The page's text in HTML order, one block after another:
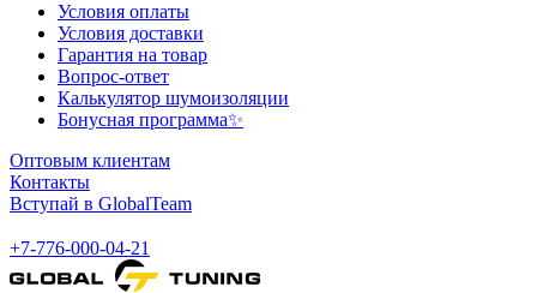
Условия оплаты
Условия доставки
Гарантия на товар
Вопрос-ответ
Калькулятор шумоизоляции
Бонусная программа✨
Оптовым клиентам
Контакты
Вступай в GlobalTeam
+7-776-000-04-21